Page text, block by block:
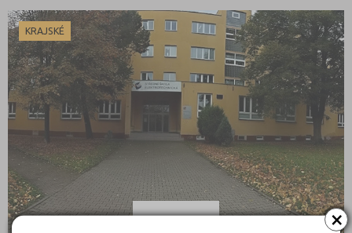
×
KRAJSKÉ